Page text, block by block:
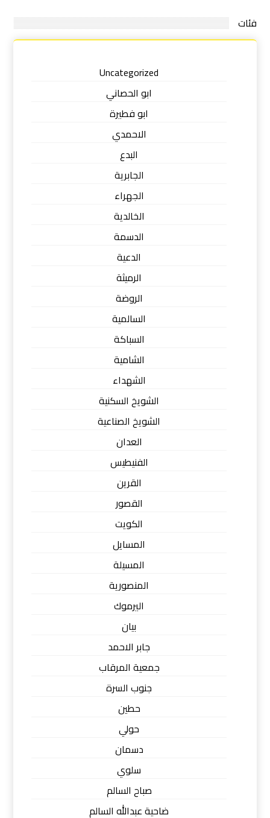
فئات
Uncategorized
ابو الحصاني
ابو فطيرة
الاحمدي
البدع
الجابرية
الجهراء
الخالدية
الدسمة
الدعية
الرميثة
الروضة
السالمية
السباكة
الشامية
الشهداء
الشويخ السكنية
الشويخ الصناعية
العدان
الفنيطيس
القرين
القصور
الكويت
المسايل
المسيلة
المنصورية
اليرموك
بيان
جابر الاحمد
جمعية المرقاب
جنوب السرة
حطين
حولي
دسمان
سلوي
صباح السالم
ضاحية عبدالله السالم